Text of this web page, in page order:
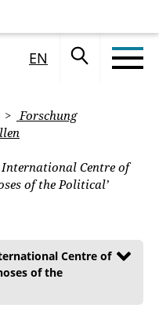
EN
Forschung
International Centre of
of the Political’
Centre of
of the